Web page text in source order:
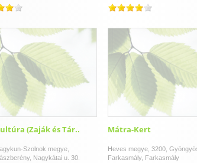
(Zaják és Tár..
Szolnok megye,
Nagykátai u. 30.
Mátra-Kert
Heves megye, 3200,
Farkasmály, Farkasmály